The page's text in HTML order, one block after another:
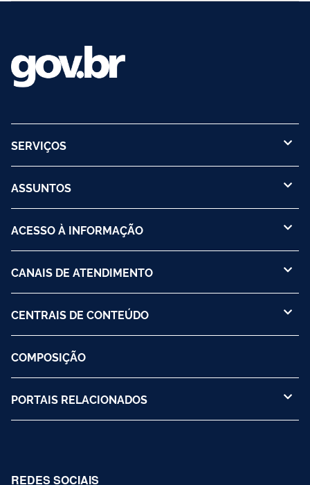
SERVIÇOS
ASSUNTOS
ACESSO À INFORMAÇÃO
CANAIS DE ATENDIMENTO
CENTRAIS DE CONTEÚDO
COMPOSIÇÃO
PORTAIS RELACIONADOS
REDES SOCIAIS